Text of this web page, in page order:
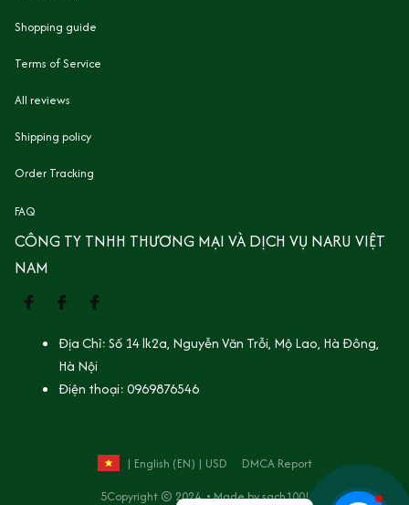
Shopping guide
Terms of Service
All reviews
Shipping policy
Order Tracking
FAQ
CÔNG TY TNHH THƯƠNG MẠI VÀ DỊCH VỤ NARU VIỆT
NAM
Địa Chỉ: Số 14 lk2a, Nguyễn Văn Trỗi, Mộ Lao, Hà Đông,
Hà Nội
Điện thoại: 0969876546
| English (EN) | USD
DMCA Report
5Copyright © 2024  • Made by sach100!